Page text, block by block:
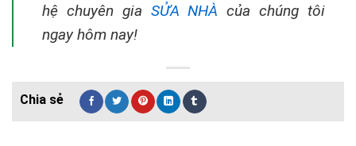
hệ chuyên gia SỬA NHÀ của chúng tôi
ngay hôm nay!